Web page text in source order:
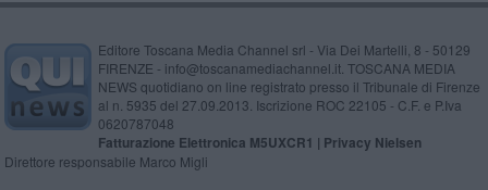
Editore Toscana Media Channel srl - Via Dei Martelli, 8 - 50129
FIRENZE - info@toscanamediachannel.it. TOSCANA MEDIA
NEWS quotidiano on line registrato presso il Tribunale di Firenze
al n. 5935 del 27.09.2013. Iscrizione ROC 22105 - C.F. e P.Iva
0620787048
Fatturazione Elettronica M5UXCR1 | Privacy Nielsen
Direttore responsabile Marco Migli